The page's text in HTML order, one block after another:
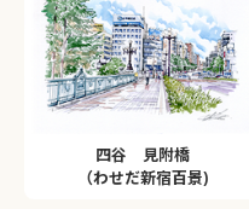
四谷 見附橋
（わせだ新宿百景)